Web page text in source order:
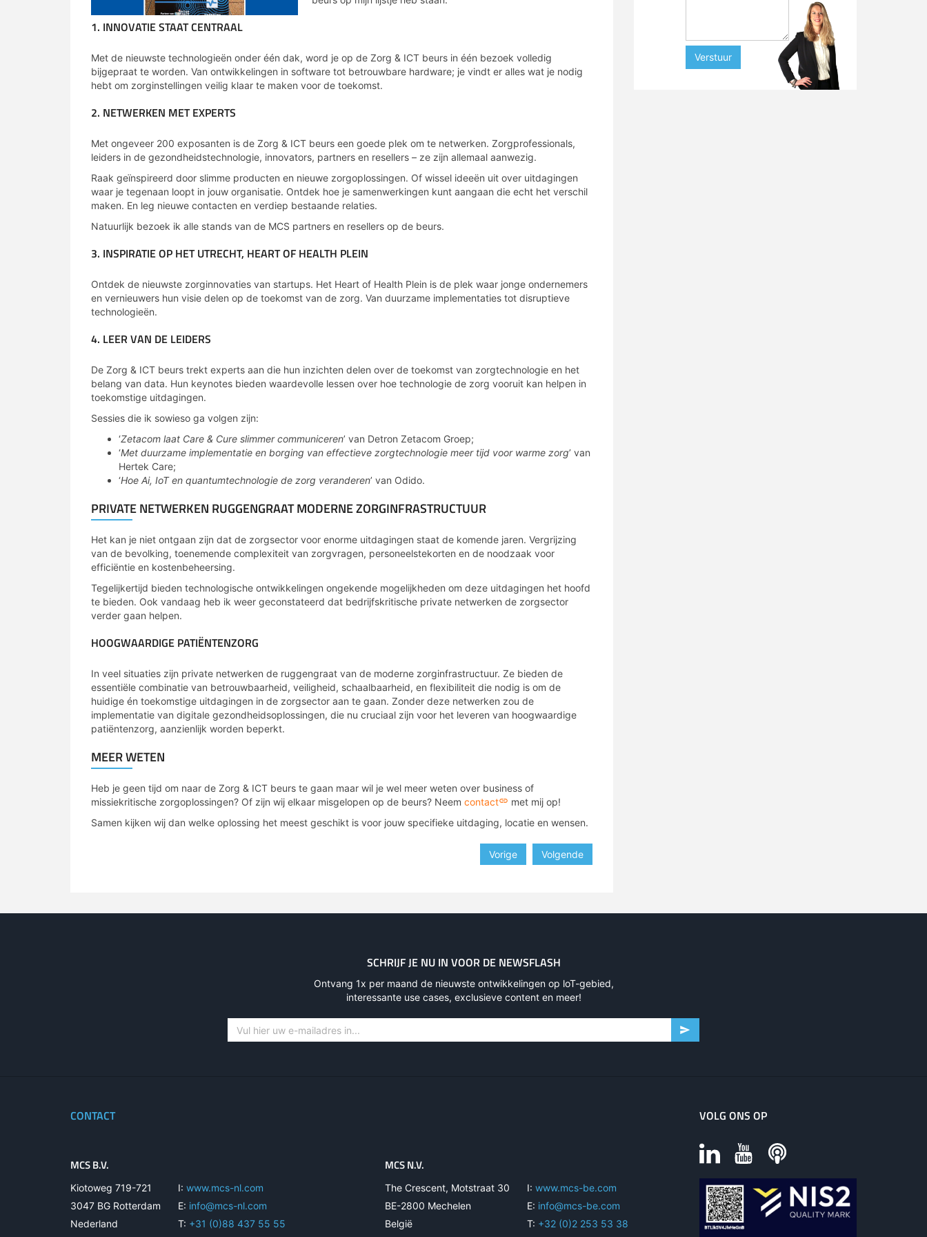
1. INNOVATIE STAAT CENTRAAL
Met de nieuwste technologieën onder één dak, word je op de Zorg & ICT beurs in één bezoek volledig
bijgepraat te worden. Van ontwikkelingen in software tot betrouwbare hardware; je vindt er alles wat je nodig
hebt om zorginstellingen veilig klaar te maken voor de toekomst.
2. NETWERKEN MET EXPERTS
Met ongeveer 200 exposanten is de Zorg & ICT beurs een goede plek om te netwerken. Zorgprofessionals,
leiders in de gezondheidstechnologie, innovators, partners en resellers – ze zijn allemaal aanwezig.
Raak geïnspireerd door slimme producten en nieuwe zorgoplossingen. Of wissel ideeën uit over uitdagingen
waar je tegenaan loopt in jouw organisatie. Ontdek hoe je samenwerkingen kunt aangaan die echt het verschil
maken. En leg nieuwe contacten en verdiep bestaande relaties.
Natuurlijk bezoek ik alle stands van de MCS partners en resellers op de beurs.
3. INSPIRATIE OP HET UTRECHT, HEART OF HEALTH PLEIN
Ontdek de nieuwste zorginnovaties van startups. Het Heart of Health Plein is de plek waar jonge ondernemers
en vernieuwers hun visie delen op de toekomst van de zorg. Van duurzame implementaties tot disruptieve
technologieën.
4. LEER VAN DE LEIDERS
De Zorg & ICT beurs trekt experts aan die hun inzichten delen over de toekomst van zorgtechnologie en het
belang van data. Hun keynotes bieden waardevolle lessen over hoe technologie de zorg vooruit kan helpen in
toekomstige uitdagingen.
Sessies die ik sowieso ga volgen zijn:
‘Zetacom laat Care & Cure slimmer communiceren’ van Detron Zetacom Groep;
‘Met duurzame implementatie en borging van effectieve zorgtechnologie meer tijd voor warme zorg’ van
Hertek Care;
‘Hoe Ai, IoT en quantumtechnologie de zorg veranderen’ van Odido.
PRIVATE NETWERKEN RUGGENGRAAT MODERNE ZORGINFRASTRUCTUUR
Het kan je niet ontgaan zijn dat de zorgsector voor enorme uitdagingen staat de komende jaren. Vergrijzing
van de bevolking, toenemende complexiteit van zorgvragen, personeelstekorten en de noodzaak voor
efficiëntie en kostenbeheersing.
Tegelijkertijd bieden technologische ontwikkelingen ongekende mogelijkheden om deze uitdagingen het hoofd
te bieden. Ook vandaag heb ik weer geconstateerd dat bedrijfskritische private netwerken de zorgsector
verder gaan helpen.
HOOGWAARDIGE PATIËNTENZORG
In veel situaties zijn private netwerken de ruggengraat van de moderne zorginfrastructuur. Ze bieden de
essentiële combinatie van betrouwbaarheid, veiligheid, schaalbaarheid, en flexibiliteit die nodig is om de
huidige én toekomstige uitdagingen in de zorgsector aan te gaan. Zonder deze netwerken zou de
implementatie van digitale gezondheidsoplossingen, die nu cruciaal zijn voor het leveren van hoogwaardige
patiëntenzorg, aanzienlijk worden beperkt.
MEER WETEN
Heb je geen tijd om naar de Zorg & ICT beurs te gaan maar wil je wel meer weten over business of
missiekritische zorgoplossingen? Of zijn wij elkaar misgelopen op de beurs? Neem contact
met mij op!
Samen kijken wij dan welke oplossing het meest geschikt is voor jouw specifieke uitdaging, locatie en wensen.
Vorige Volgende
Verstuur
SCHRIJF JE NU IN VOOR DE NEWSFLASH
Ontvang 1x per maand de nieuwste ontwikkelingen op loT-gebied,
interessante use cases, exclusieve content en meer!
CONTACT
MCS B.V.
Kiotoweg 719-721
3047 BG Rotterdam
Nederland
I: www.mcs-nl.com
E: info@mcs-nl.com
T: +31 (0)88 437 55 55
MCS N.V.
The Crescent, Motstraat 30
BE-2800 Mechelen
België
I: www.mcs-be.com
E: info@mcs-be.com
T: +32 (0)2 253 53 38
VOLG ONS OP